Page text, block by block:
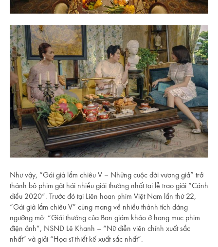
Như vậy, “Gái già lắm chiêu V – Những cuộc đời vương giả” trở
thành bộ phim gặt hái nhiều giải thưởng nhất tại lễ trao giải “Cánh
diều 2020”. Trước đó tại Liên hoan phim Việt Nam lần thứ 22,
“Gái già lắm chiêu V” cũng mang về nhiều thành tích đáng
ngưỡng mộ: “Giải thưởng của Ban giám khảo ở hạng mục phim
điện ảnh”, NSND Lê Khanh – “Nữ diễn viên chính xuất sắc
nhất” và giải “Họa sĩ thiết kế xuất sắc nhất”.